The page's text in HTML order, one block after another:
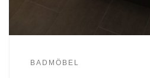
BADMÖBEL